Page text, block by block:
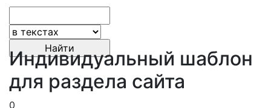
Индивидуальный шаблон
для раздела сайта
0